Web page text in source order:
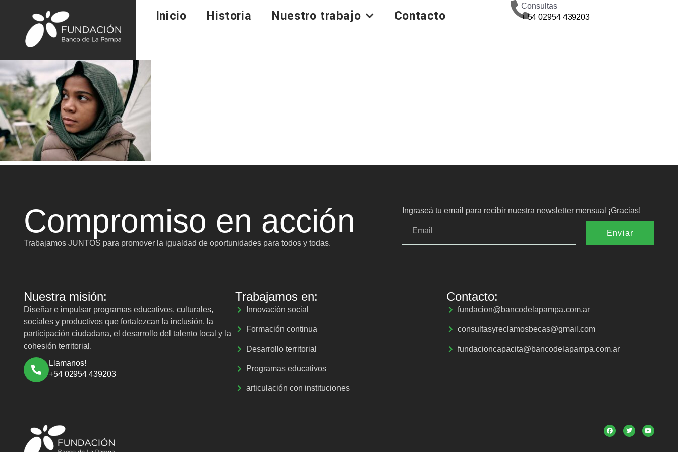
Inicio Historia Nuestro trabajo Contacto
Consultas
+ 54 02954 439203
Compromiso en acción
Trabajamos JUNTOS para promover la igualdad de oportunidades para todos y todas.
Ingraseá tu email para recibir nuestra newsletter mensual ¡Gracias!
Enviar
Nuestra misión:
Diseñar e impulsar programas educativos, culturales,
sociales y productivos que fortalezcan la inclusión, la
participación ciudadana, el desarrollo del talento local y la
cohesión territorial.
Llamanos!
+54 02954 439203
Trabajamos en:
Innovación social
Formación continua
Desarrollo territorial
Programas educativos
articulación con instituciones
Contacto:
fundacion@bancodelapampa.com.ar
consultasyreclamosbecas@gmail.com
fundacioncapacita@bancodelapampa.com.ar